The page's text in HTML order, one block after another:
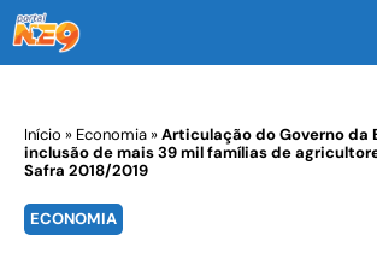
Início » Economia»Articulação do Governo da
inclusão de mais 39 mil famílias de
Safra 2018/2019
ECONOMIA